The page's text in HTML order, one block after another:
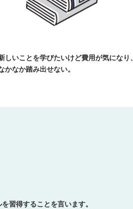
しいことを学びたいけど費用が気になり、
かなか踏み出せない。
習得することを言います。